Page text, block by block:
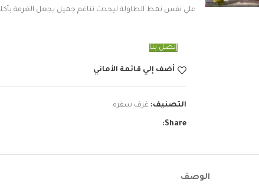
علي نفس نمط الطاولة ليحدث تناغم جميل يجعل الغرفة
إتصل بنا
أضف إلي قائمة الأماني
التصنيف: غرف سفره
Share:
الوصف